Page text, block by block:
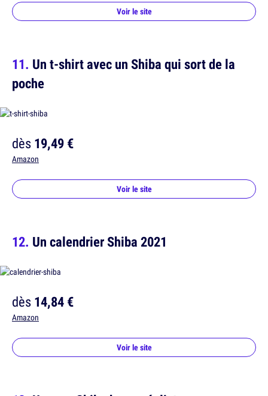
Voir le site
Un t-shirt avec un Shiba qui sort de la
poche
dès19,49 €
Amazon
Voir le site
Un calendrier Shiba 2021
dès14,84 €
Amazon
Voir le site